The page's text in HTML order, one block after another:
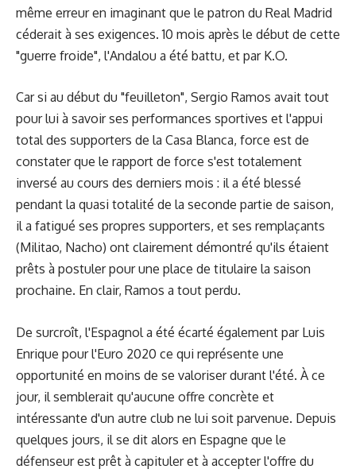
même erreur en imaginant que le patron du Real Madrid
céderait à ses exigences. 10 mois après le début de cette
"guerre froide", l'Andalou a été battu, et par K.O.
Car si au début du "feuilleton", Sergio Ramos avait tout
pour lui à savoir ses performances sportives et l'appui
total des supporters de la Casa Blanca, force est de
constater que le rapport de force s'est totalement
inversé au cours des derniers mois : il a été blessé
pendant la quasi totalité de la seconde partie de saison,
il a fatigué ses propres supporters, et ses remplaçants
(Militao, Nacho) ont clairement démontré qu'ils étaient
prêts à postuler pour une place de titulaire la saison
prochaine. En clair, Ramos a tout perdu.
De surcroît, l'Espagnol a été écarté également par Luis
Enrique pour l'Euro 2020 ce qui représente une
opportunité en moins de se valoriser durant l'été. À ce
jour, il semblerait qu'aucune offre concrète et
intéressante d'un autre club ne lui soit parvenue. Depuis
quelques jours, il se dit alors en Espagne que le
défenseur est prêt à capituler et à accepter l'offre du